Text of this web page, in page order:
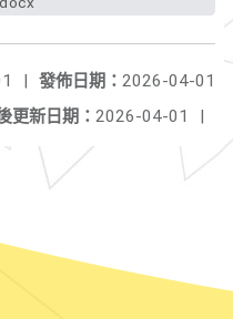
發佈日期： 2026-04-01
|
更新日期： 2026-04-01 |